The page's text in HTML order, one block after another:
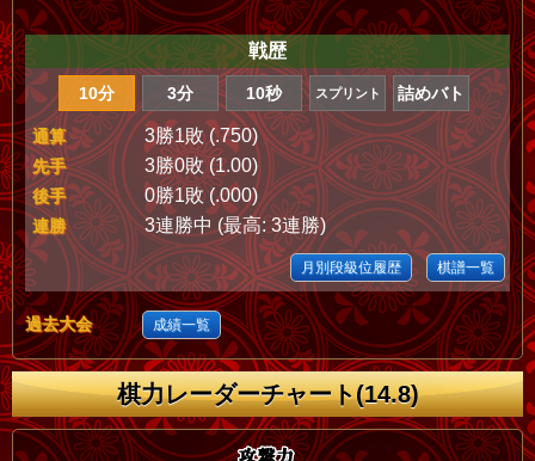
戦歴
10分 3分 10秒 スプリント 詰めバト
通算 3勝1敗 (.750)
先手 3勝0敗 (1.00)
後手 0勝1敗 (.000)
連勝 3連勝中 (最高: 3連勝)
月別段級位履歴 棋譜一覧
過去大会 成績一覧
棋力レーダーチャート(14.8)